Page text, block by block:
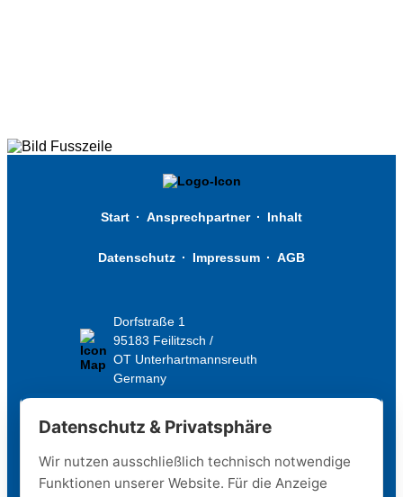
Start · Ansprechpartner · Inhalt
Datenschutz · Impressum · AGB
Dorfstraße 1
95183 Feilitzsch /
OT Unterhartmannsreuth
Germany
+49 (0) 9295 979-0
info@degel-gmbh.de
Datenschutz & Privatsphäre
Wir nutzen ausschließlich technisch notwendige
Funktionen unserer Website. Für die Anzeige